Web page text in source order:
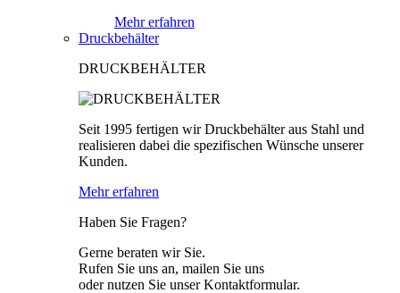
Mehr erfahren
Druckbehälter
DRUCKBEHÄLTER
Seit 1995 fertigen wir Druckbehälter aus Stahl und
realisieren dabei die spezifischen Wünsche unserer
Kunden.
Mehr erfahren
Haben Sie Fragen?
Gerne beraten wir Sie.
Rufen Sie uns an, mailen Sie uns
oder nutzen Sie unser Kontaktformular.